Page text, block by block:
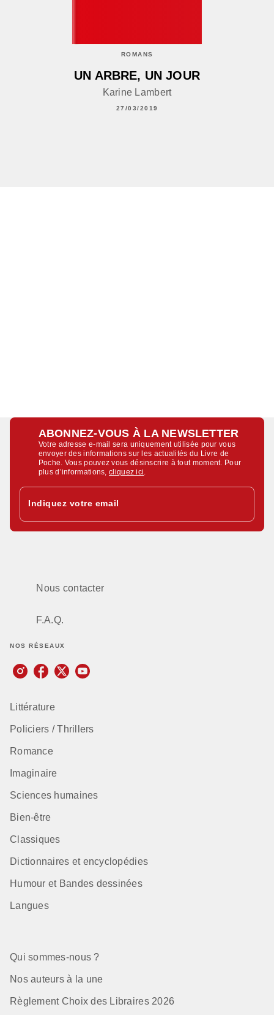
ROMANS
UN ARBRE, UN JOUR
Karine Lambert
27/03/2019
ABONNEZ-VOUS À LA NEWSLETTER
Votre adresse e-mail sera uniquement utilisée pour vous
envoyer des informations sur les actualités du Livre de
Poche. Vous pouvez vous désinscrire à tout moment. Pour
plus d’informations,cliquez ici
Indiquez votre email
Nous contacter
F.A.Q.
NOS RÉSEAUX
Littérature
Policiers / Thrillers
Romance
Imaginaire
Sciences humaines
Bien-être
Classiques
Dictionnaires et encyclopédies
Humour et Bandes dessinées
Langues
Qui sommes-nous ?
Nos auteurs à la une
Règlement Choix des Libraires 2026